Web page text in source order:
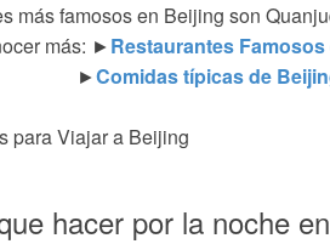
más famosos en Beijing son
más: ►Restaurantes
Comidas típicas de
hacer por la noche